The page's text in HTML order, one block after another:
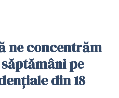
ne concentrăm
pe
din 18